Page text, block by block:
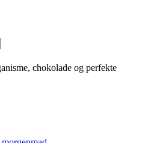
chokolade og perfekte